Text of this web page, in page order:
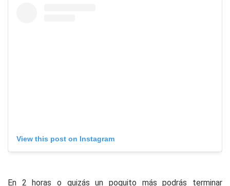
View this post on Instagram
En 2 horas o quizás un poquito más podrás terminar